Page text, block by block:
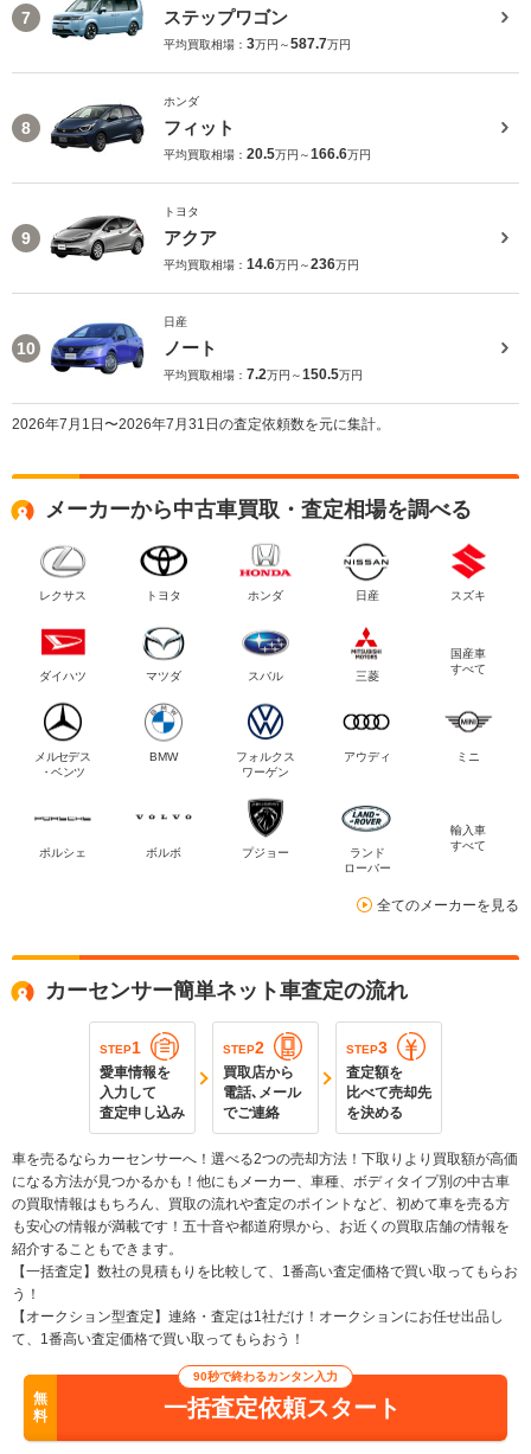
7 ステップワゴン
平均買取相場： 3万円～587.7万円
8
ホンダ
フィット
平均買取相場： 20.5万円～166.6万円
9
トヨタ
アクア
平均買取相場： 14.6万円～236万円
10
日産
ノート
平均買取相場： 7.2万円～150.5万円
2026年7月1日〜2026年7月31日の査定依頼数を元に集計。
メーカーから中古車買取・査定相場を調べる
レクサス トヨタ ホンダ 日産 スズキ
ダイハツ マツダ スバル 三菱
国産車
すべて
メルセデス
・ベンツ
BMW
フォルクス
ワーゲン
アウディ ミニ
ポルシェ ボルボ プジョー
ランド
ローバー
輸入車
すべて
全てのメーカーを見る
カーセンサー簡単ネット車査定の流れ
STEP1
愛車情報を
入力して
査定申し込み
STEP2
買取店から
電話､メール
でご連絡
STEP3
査定額を
比べて売却先
を決める
車を売るならカーセンサーへ！選べる2つの売却方法！下取りより買取額が高価
になる方法が見つかるかも！他にもメーカー、車種、ボディタイプ別の中古車
の買取情報はもちろん、買取の流れや査定のポイントなど、初めて車を売る方
も安心の情報が満載です！五十音や都道府県から、お近くの買取店舗の情報を
紹介することもできます。
【一括査定】数社の見積もりを比較して、1番高い査定価格で買い取ってもらお
う！
【オークション型査定】連絡・査定は1社だけ！オークションにお任せ出品し
て、1番高い査定価格で買い取ってもらおう！
無
料
90秒で終わるカンタン入力
一括査定依頼スタート